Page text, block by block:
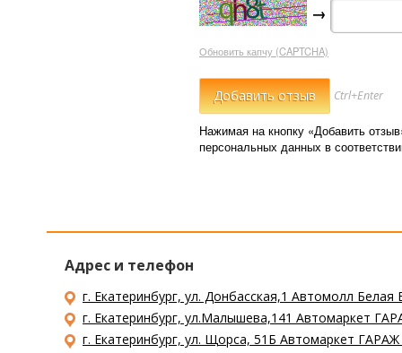
→
Обновить капчу (CAPTCHA)
Ctrl+Enter
Нажимая на кнопку «Добавить
персональных данных в
Адрес и телефон
г. Екатеринбург, ул. Донбасская,1 Автомолл
г. Екатеринбург, ул.Малышева,141 Автомаркет
г. Екатеринбург, ул. Щорса, 51Б Автомаркет